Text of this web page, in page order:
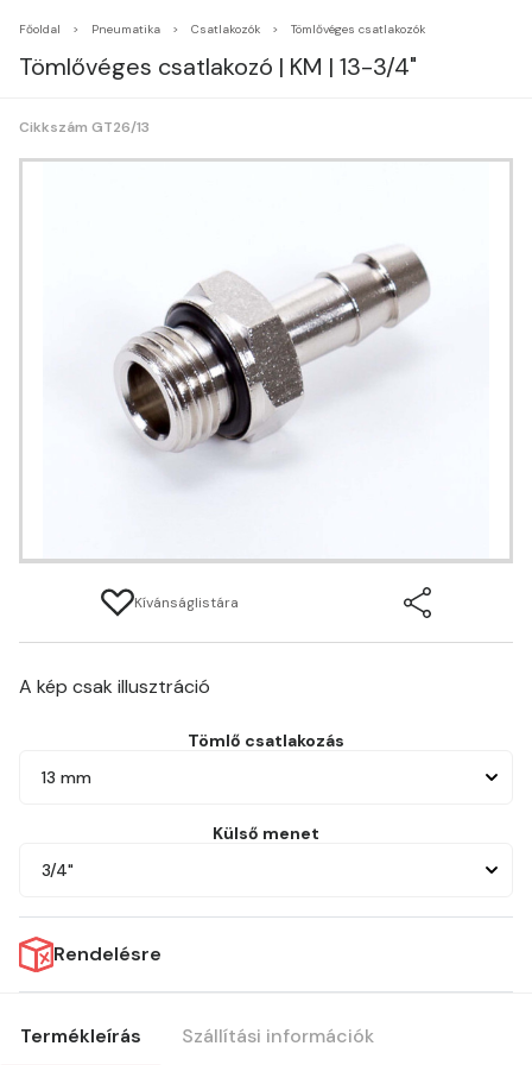
Főoldal Pneumatika Csatlakozók Tömlővéges csatlakozók
Tömlővéges csatlakozó | KM | 13-3/4"
Cikkszám GT26/13
Kívánságlistára
A kép csak illusztráció
Tömlő csatlakozás
13 mm
Külső menet
3/4"
Rendelésre
Termékleírás Szállítási információk